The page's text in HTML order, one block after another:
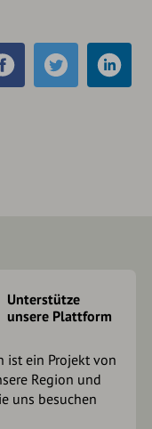
Unterstütze
unsere Plattform
ist ein Projekt von
Region und
uns besuchen